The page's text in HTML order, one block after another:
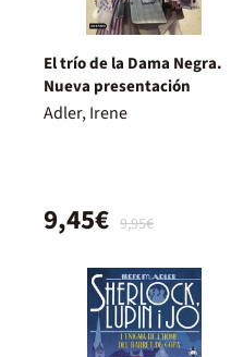
El trío de la Dama Negra.
Nueva presentación
Adler, Irene
9,95€
9,45€